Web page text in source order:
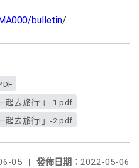
bulletin/
起去旅行!」-1.pdf
起去旅行!」-2.pdf
發佈日期： 2022-05-06
05
|